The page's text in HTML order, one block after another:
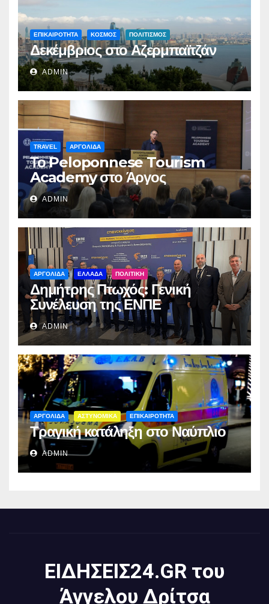
ΕΠΙΚΑΙΡΟΤΗΤΑ ΚΟΣΜΟΣ ΠΟΛΙΤΙΣΜΟΣ
Δεκέμβριος στο Αζερμπαϊτζάν
ADMIN
TRAVEL ΑΡΓΟΛΙΔΑ
Το Peloponnese Tourism
Academy στο Άργος
ADMIN
ΑΡΓΟΛΙΔΑ ΕΛΛΑΔΑ ΠΟΛΙΤΙΚΗ
Δημήτρης Πτωχός: Γενική
Συνέλευση της ΕΝΠΕ
ADMIN
ΑΡΓΟΛΙΔΑ ΑΣΤΥΝΟΜΙΚΑ ΕΠΙΚΑΙΡΟΤΗΤΑ
Τραγική κατάληξη στο Ναύπλιο
ADMIN
ΕΙΔΗΣΕΙΣ24.GR του
Άγγελου Δρίτσα